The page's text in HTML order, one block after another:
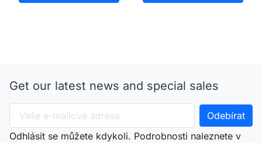
Get our latest news and special sales
Odhlásit se můžete kdykoli. Podrobnosti naleznete v